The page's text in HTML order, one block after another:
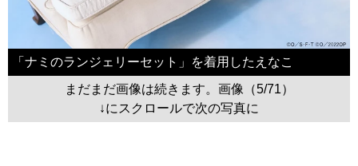
「ナミのランジェリーセット」を着用したえなこ
まだまだ画像は続きます。画像（5/71）
↓にスクロールで次の写真に